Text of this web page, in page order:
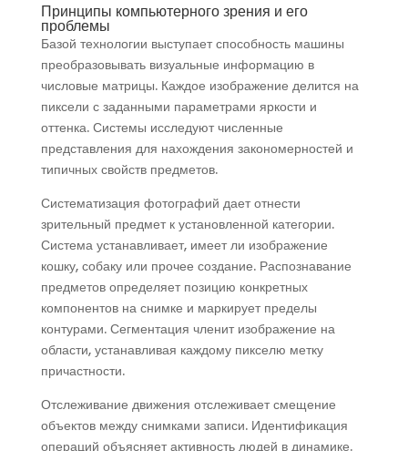
Принципы компьютерного зрения и его
проблемы
Базой технологии выступает способность машины
преобразовывать визуальные информацию в
числовые матрицы. Каждое изображение делится на
пиксели с заданными параметрами яркости и
оттенка. Системы исследуют численные
представления для нахождения закономерностей и
типичных свойств предметов.
Систематизация фотографий дает отнести
зрительный предмет к установленной категории.
Система устанавливает, имеет ли изображение
кошку, собаку или прочее создание. Распознавание
предметов определяет позицию конкретных
компонентов на снимке и маркирует пределы
контурами. Сегментация членит изображение на
области, устанавливая каждому пикселю метку
причастности.
Отслеживание движения отслеживает смещение
объектов между снимками записи. Идентификация
операций объясняет активность людей в динамике.